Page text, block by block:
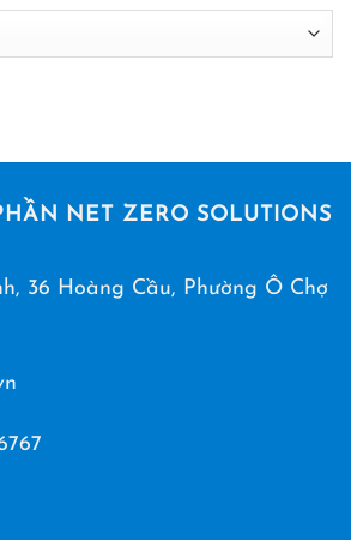
NET ZERO SOLUTIONS
36 Hoàng Cầu, Phường Ô Chợ